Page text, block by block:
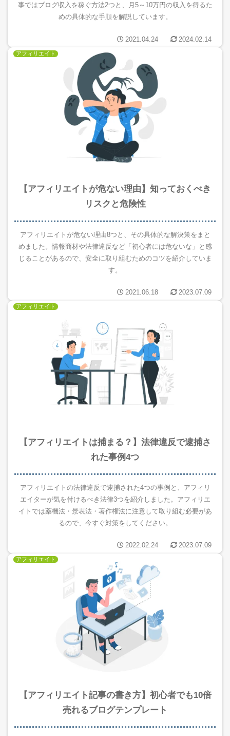
事ではブログ収入を稼ぐ方法2つと、月5～10万円の収入を得るた
めの具体的な手順を解説しています。
2021.04.24 2024.02.14
アフィリエイト
【アフィリエイトが危ない理由】知っておくべき
リスクと危険性
アフィリエイトが危ない理由8つと、その具体的な解決策をまと
めました。情報商材や法律違反など「初心者には危ないな」と感
じることがあるので、安全に取り組むためのコツを紹介していま
す。
2021.06.18 2023.07.09
アフィリエイト
【アフィリエイトは捕まる？】法律違反で逮捕さ
れた事例4つ
アフィリエイトの法律違反で逮捕された4つの事例と、アフィリ
エイターが気を付けるべき法律3つを紹介しました。アフィリエ
イトでは薬機法・景表法・著作権法に注意して取り組む必要があ
るので、今すぐ対策をしてください。
2022.02.24 2023.07.09
アフィリエイト
【アフィリエイト記事の書き方】初心者でも10倍
売れるブログテンプレート